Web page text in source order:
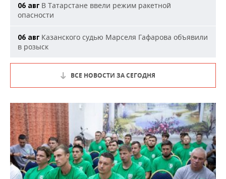
06 авг В Татарстане ввели режим ракетной
опасности
06 авг Казанского судью Марселя Гафарова объявили
в розыск
ВСЕ НОВОСТИ ЗА СЕГОДНЯ